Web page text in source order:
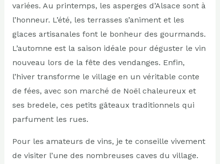
variées. Au printemps, les asperges d’Alsace sont à
l’honneur. L’été, les terrasses s’animent et les
glaces artisanales font le bonheur des gourmands.
L’automne est la saison idéale pour déguster le vin
nouveau lors de la fête des vendanges. Enfin,
l’hiver transforme le village en un véritable conte
de fées, avec son marché de Noël chaleureux et
ses bredele, ces petits gâteaux traditionnels qui
parfument les rues.
Pour les amateurs de vins, je te conseille vivement
de visiter l’une des nombreuses caves du village.